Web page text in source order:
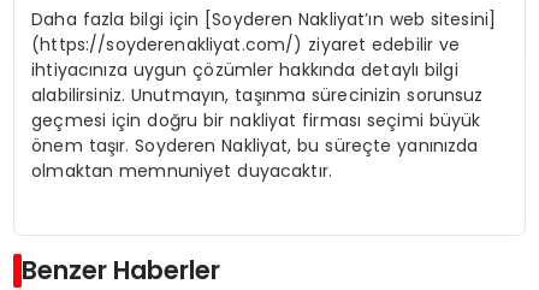
Daha fazla bilgi için [Soyderen Nakliyat’ın web sitesini]
(https://soyderenakliyat.com/) ziyaret edebilir ve
ihtiyacınıza uygun çözümler hakkında detaylı bilgi
alabilirsiniz. Unutmayın, taşınma sürecinizin sorunsuz
geçmesi için doğru bir nakliyat firması seçimi büyük
önem taşır. Soyderen Nakliyat, bu süreçte yanınızda
olmaktan memnuniyet duyacaktır.
Benzer Haberler